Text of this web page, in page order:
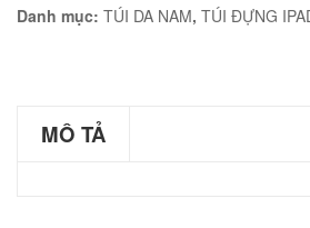
Da
Danh mục: TÚI DA NAM, TÚI ĐỰNG
MÔ TẢ